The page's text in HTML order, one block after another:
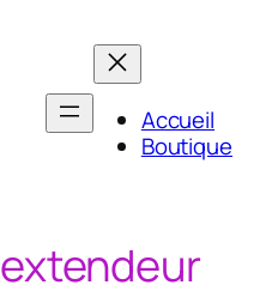
Accueil
Boutique
extendeur